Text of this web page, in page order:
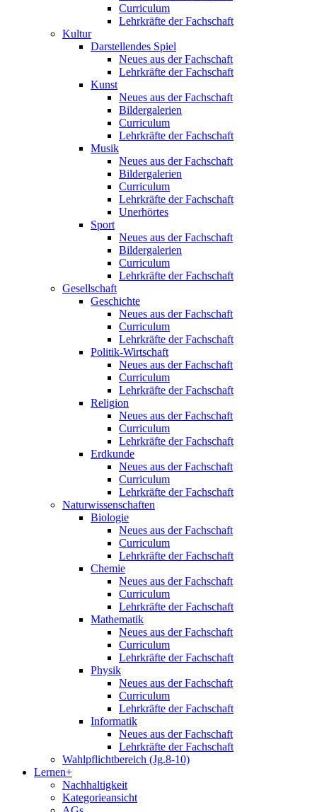
Curriculum
Lehrkräfte der Fachschaft
Kultur
Darstellendes Spiel
Neues aus der Fachschaft
Lehrkräfte der Fachschaft
Kunst
Neues aus der Fachschaft
Bildergalerien
Curriculum
Lehrkräfte der Fachschaft
Musik
Neues aus der Fachschaft
Bildergalerien
Curriculum
Lehrkräfte der Fachschaft
Unerhörtes
Sport
Neues aus der Fachschaft
Bildergalerien
Curriculum
Lehrkräfte der Fachschaft
Gesellschaft
Geschichte
Neues aus der Fachschaft
Curriculum
Lehrkräfte der Fachschaft
Politik-Wirtschaft
Neues aus der Fachschaft
Curriculum
Lehrkräfte der Fachschaft
Religion
Neues aus der Fachschaft
Curriculum
Lehrkräfte der Fachschaft
Erdkunde
Neues aus der Fachschaft
Curriculum
Lehrkräfte der Fachschaft
Naturwissenschaften
Biologie
Neues aus der Fachschaft
Curriculum
Lehrkräfte der Fachschaft
Chemie
Neues aus der Fachschaft
Curriculum
Lehrkräfte der Fachschaft
Mathematik
Neues aus der Fachschaft
Curriculum
Lehrkräfte der Fachschaft
Physik
Neues aus der Fachschaft
Curriculum
Lehrkräfte der Fachschaft
Informatik
Neues aus der Fachschaft
Lehrkräfte der Fachschaft
Wahlpflichtbereich (Jg.8-10)
Lernen+
Nachhaltigkeit
Kategorieansicht